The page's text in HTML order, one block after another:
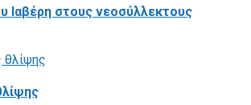
Ιαβέρη στους νεοσύλλεκτους